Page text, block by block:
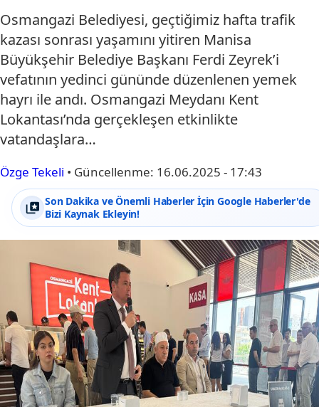
Osmangazi Belediyesi, geçtiğimiz hafta trafik
kazası sonrası yaşamını yitiren Manisa
Büyükşehir Belediye Başkanı Ferdi Zeyrek’i
vefatının yedinci gününde düzenlenen yemek
hayrı ile andı. Osmangazi Meydanı Kent
Lokantası’nda gerçekleşen etkinlikte
vatandaşlara…
Özge Tekeli • Güncellenme: 16.06.2025 - 17:43
Son Dakika ve Önemli Haberler İçin Google Haberler'de
Bizi Kaynak Ekleyin!